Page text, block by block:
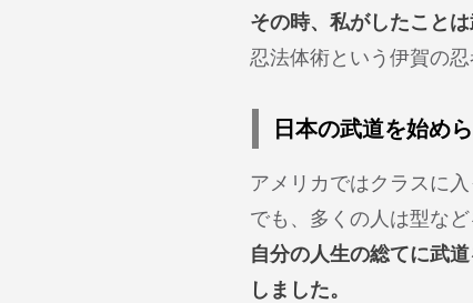
その時、私がしたこと
忍法体術という伊賀の
日本の武道を始め
アメリカではクラスに
でも、多くの人は型な
自分の人生の総てに武
しました。